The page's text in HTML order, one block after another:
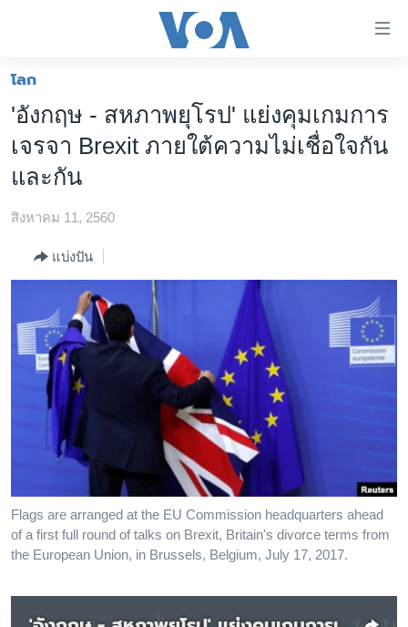
ต่อ
ข้าม
เนื้อหา
หลัก
ไป
ข้าม
การ
ค้นหา
โลก
เอเชีย
ไทย
ธุรกิจ
วิทยาศาสตร์
สังคมและสุขภาพ
ไลฟ์สไตล์
ตรวจสอบข่าว
เรียนรู้ภาษาอังกฤษ
พอดคาสต์
ติดตามเรา
เลือกภาษา
โลก
'อังกฤษ - สหภาพยุโรป' แย่งคุมเกมการ
เจรจา Brexit ภายใต้ความไม่เชื่อใจกัน
และกัน
สิงหาคม 11, 2560
แบ่งปัน
Flags are arranged at the EU Commission headquarters ahead
of a first full round of talks on Brexit, Britain's divorce terms from
the European Union, in Brussels, Belgium, July 17, 2017.